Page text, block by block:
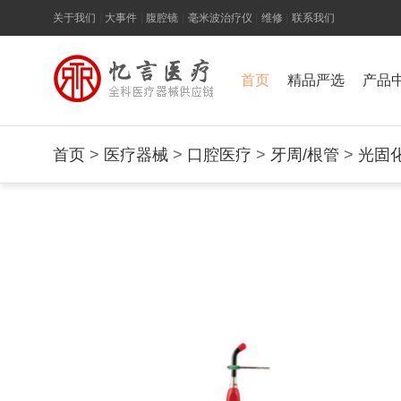
关于我们 大事件 腹腔镜 毫米波治疗仪 维修 联系我们
首页 精品严选 产品
首页 > 医疗器械 > 口腔医疗 > 牙周/根管 > 光固